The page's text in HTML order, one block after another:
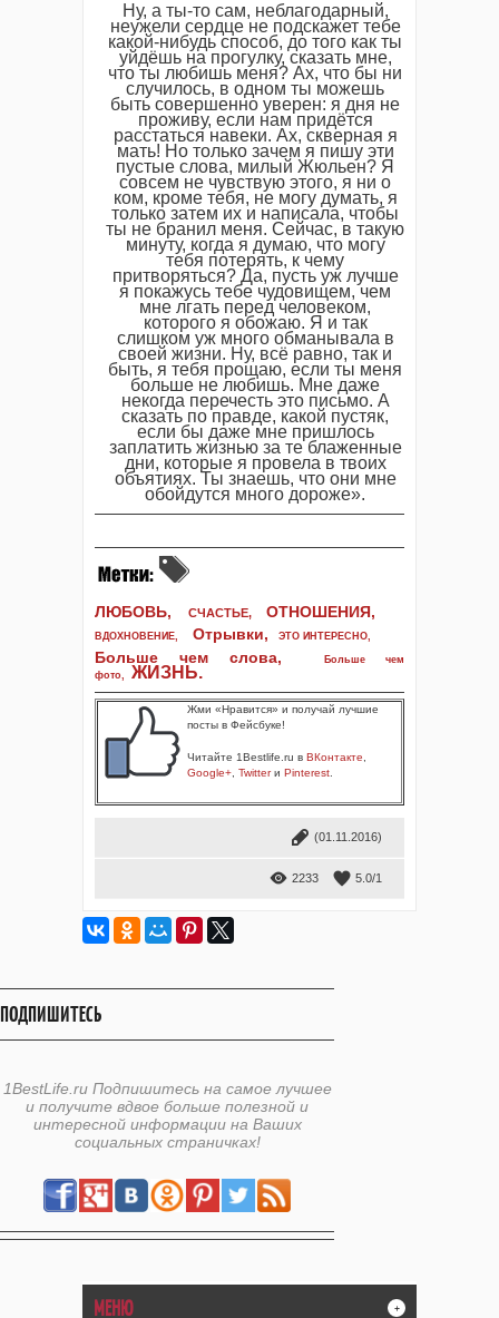
Ну, а ты-то сам, неблагодарный,
неужели сердце не подскажет тебе
какой-нибудь способ, до того как ты
уйдёшь на прогулку, сказать мне,
что ты любишь меня? Ах, что бы ни
случилось, в одном ты можешь
быть совершенно уверен: я дня не
проживу, если нам придётся
расстаться навеки. Ах, скверная я
мать! Но только зачем я пишу эти
пустые слова, милый Жюльен? Я
совсем не чувствую этого, я ни о
ком, кроме тебя, не могу думать, я
только затем их и написала, чтобы
ты не бранил меня. Сейчас, в такую
минуту, когда я думаю, что могу
тебя потерять, к чему
притворяться? Да, пусть уж лучше
я покажусь тебе чудовищем, чем
мне лгать перед человеком,
которого я обожаю. Я и так
слишком уж много обманывала в
своей жизни. Ну, всё равно, так и
быть, я тебя прощаю, если ты меня
больше не любишь. Мне даже
некогда перечесть это письмо. А
сказать по правде, какой пустяк,
если бы даже мне пришлось
заплатить жизнью за те блаженные
дни, которые я провела в твоих
объятиях. Ты знаешь, что они мне
обойдутся много дороже».
ЛЮБОВЬ, СЧАСТЬЕ, ОТНОШЕНИЯ,
ВДОХНОВЕНИЕ, Отрывки, ЭТО ИНТЕРЕСНО,
Больше чем слова,
Больше чем
фото, ЖИЗНЬ.
Жми «Нравится» и получай лучшие
посты в Фейсбуке!
Читайте 1Bestlife.ru в ВКонтакте
Google+ Twitterи Pinterest
(01.11.2016)
2233 5.0/1
ПОДПИШИТЕСЬ
1BestLife.ru Подпишитесь на самое лучшее
и получите вдвое больше полезной и
интересной информации на Ваших
социальных страничках!
МЕНЮ +